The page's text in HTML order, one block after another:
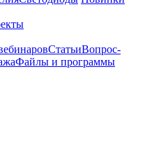
СтатьиВопрос-
Файлы и программы